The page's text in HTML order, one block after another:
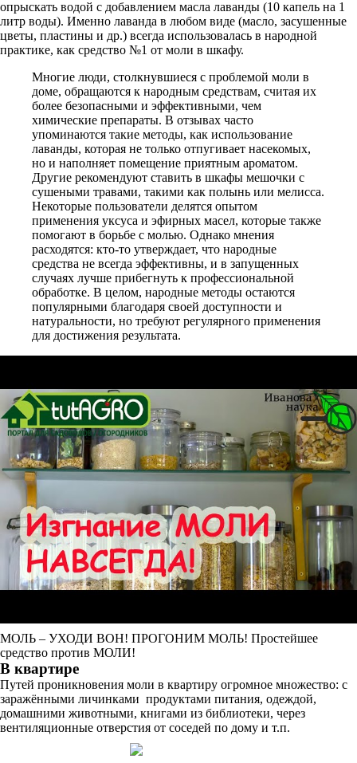
опрыскать водой с добавлением масла лаванды (10 капель на 1
литр воды). Именно лаванда в любом виде (масло, засушенные
цветы, пластины и др.) всегда использовалась в народной
практике, как средство №1 от моли в шкафу.
Многие люди, столкнувшиеся с проблемой моли в
доме, обращаются к народным средствам, считая их
более безопасными и эффективными, чем
химические препараты. В отзывах часто
упоминаются такие методы, как использование
лаванды, которая не только отпугивает насекомых,
но и наполняет помещение приятным ароматом.
Другие рекомендуют ставить в шкафы мешочки с
сушеными травами, такими как полынь или мелисса.
Некоторые пользователи делятся опытом
применения уксуса и эфирных масел, которые также
помогают в борьбе с молью. Однако мнения
расходятся: кто-то утверждает, что народные
средства не всегда эффективны, и в запущенных
случаях лучше прибегнуть к профессиональной
обработке. В целом, народные методы остаются
популярными благодаря своей доступности и
натуральности, но требуют регулярного применения
для достижения результата.
МОЛЬ – УХОДИ ВОН! ПРОГОНИМ МОЛЬ! Простейшее
средство против МОЛИ!
В квартире
Путей проникновения моли в квартиру огромное множество: с
заражёнными личинками продуктами питания, одеждой,
домашними животными, книгами из библиотеки, через
вентиляционные отверстия от соседей по дому и т.п.